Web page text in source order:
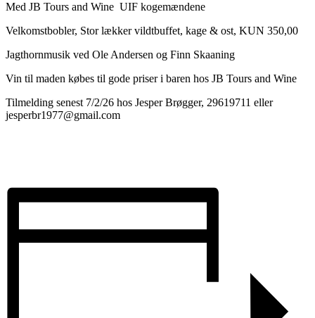
Med JB Tours and Wine UIF kogemændene
Velkomstbobler, Stor lækker vildtbuffet, kage & ost, KUN 350,00
Jagthornmusik ved Ole Andersen og Finn Skaaning
Vin til maden købes til gode priser i baren hos JB Tours and Wine
Tilmelding senest 7/2/26 hos Jesper Brøgger, 29619711 eller
jesperbr1977@gmail.com